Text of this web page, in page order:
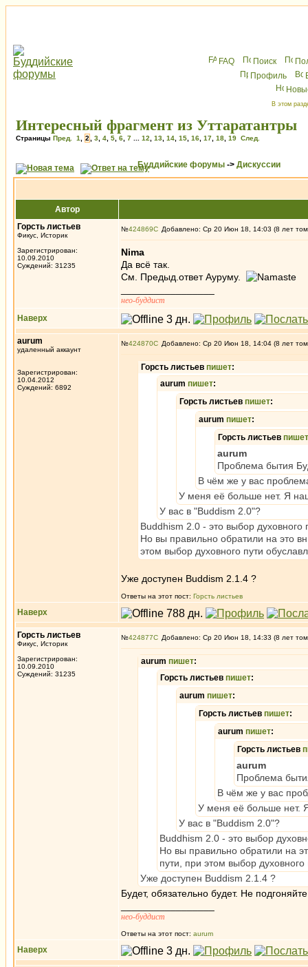
FAQ Поиск
Профиль
В этом
Интересный фрагмент из Уттаратантры
Страницы Пред. 1 2 3 4 5 6 7 12 13 14 15 16 17 18 19 След.
Буддийские форумы -> Дискуссии
Автор
Горсть листьев
Фикус, Историк
Зарегистрирован:
10.09.2010
Суждений: 31235
№424869 Добавлено: Ср 20 Июн 18, 14:03 (8 лет
Nima
Да всё так.
См. Предыд.ответ Ауруму.
нео-буддист
Наверх
aurum
удаленный аккаунт
Зарегистрирован:
10.04.2012
Суждений: 6892
№424870 Добавлено: Ср 20 Июн 18, 14:04 (8 лет
Горсть листьев пишет:
aurum пишет:
Горсть листьев пишет:
aurum пишет:
Горсть листьев пишет
aurum
Проблема бытия
В чём же у вас
У меня её больше нет. Я
У вас в "Buddism 2.0"?
Buddhism 2.0 - это выбор духовного
Но вы правильно обратили на это
этом выбор духовного пути
Уже доступен Buddism 2.1.4 ?
Ответы на этот пост: Горсть листьев
Наверх
Горсть листьев
Фикус, Историк
Зарегистрирован:
10.09.2010
Суждений: 31235
№424877 Добавлено: Ср 20 Июн 18, 14:33 (8 лет
aurum пишет:
Горсть листьев пишет:
aurum пишет:
Горсть листьев пишет:
aurum пишет:
Горсть листьев
aurum
Проблема
В чём же у вас
У меня её больше нет.
У вас в "Buddism 2.0"?
Buddhism 2.0 - это выбор
Но вы правильно обратили на
пути, при этом выбор
Уже доступен Buddism 2.1.4 ?
Будет, обязательно будет. Не
нео-буддист
Ответы на этот пост: aurum
Наверх